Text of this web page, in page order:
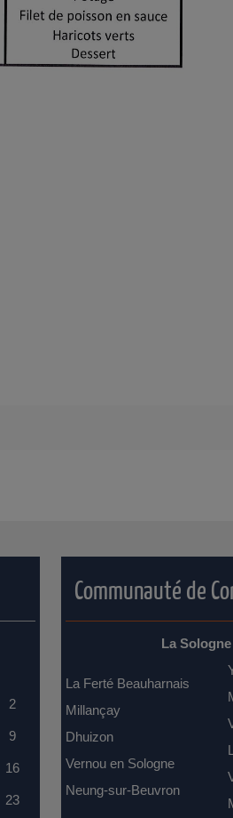
2
9
16
23
Communauté de
La
La Ferté Beauharnais
Millançay
Dhuizon
Vernou en Sologne
Neung-sur-Beuvron